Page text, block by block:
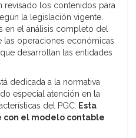
revisado los contenidos para
la legislación vigente.
en el análisis completo del
las operaciones económicas
desarrollan las entidades
dedicada a la normativa
especial atención en la
del PGC. Esta
con el modelo contable